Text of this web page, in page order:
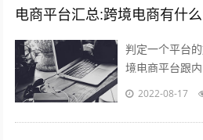
电商平台汇总:跨境电商有什
判定一个平台
境电商平台跟
别。如果您是
2022-08-17